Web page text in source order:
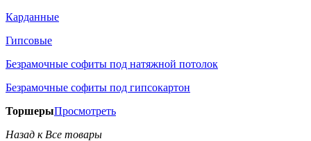
Карданные
Гипсовые
Безрамочные софиты под натяжной потолок
Безрамочные софиты под гипсокартон
ТоршерыПросмотреть
Назад к Все товары